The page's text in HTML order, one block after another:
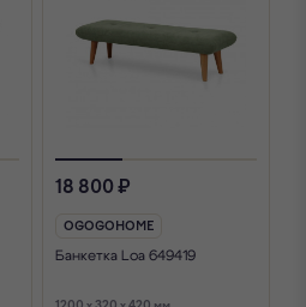
18 800 ₽
OGOGOHOME
Банкетка Loa 649419